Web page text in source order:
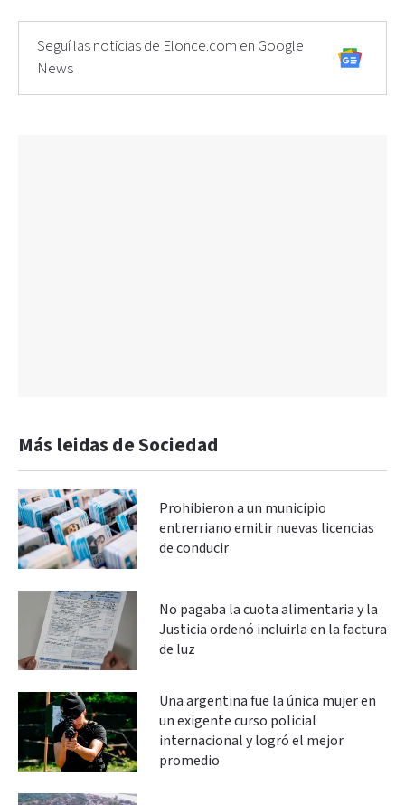
Seguí las noticias de Elonce.com en Google
News
Más leidas de Sociedad
Prohibieron a un municipio
entrerriano emitir nuevas licencias
de conducir
No pagaba la cuota alimentaria y la
Justicia ordenó incluirla en la factura
de luz
Una argentina fue la única mujer en
un exigente curso policial
internacional y logró el mejor
promedio